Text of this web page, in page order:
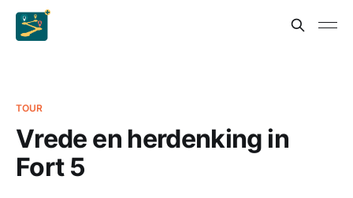
TOUR
Vrede en herdenking in
Fort 5